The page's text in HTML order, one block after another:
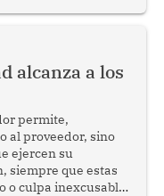
cohesión
alcanza a los
permite,
al proveedor, sino
ejercen su
siempre que estas
o culpa inexcusable